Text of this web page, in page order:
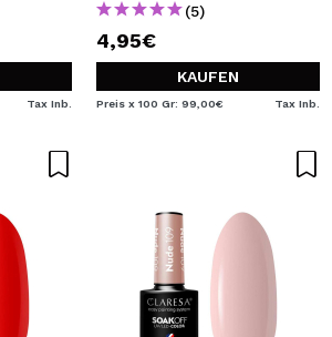
Tax Inb.
(5)
4,95€
KAUFEN
Preis x 100 Gr: 99,00€ Tax Inb.